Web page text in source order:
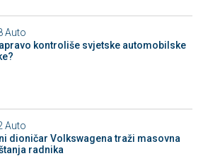
Auto
kontroliše svjetske automobilske
Auto
dioničar Volkswagena traži masovna
radnika